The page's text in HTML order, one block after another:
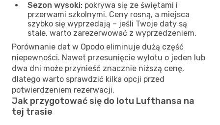
Sezon wysoki: pokrywa się ze świętami i
przerwami szkolnymi. Ceny rosną, a miejsca
szybko się wyprzedają – jeśli Twoje daty są
stałe, warto zarezerwować z wyprzedzeniem.
Porównanie dat w Opodo eliminuje dużą część
niepewności. Nawet przesunięcie wylotu o jeden lub
dwa dni może przynieść znacznie niższą cenę,
dlatego warto sprawdzić kilka opcji przed
potwierdzeniem rezerwacji.
Jak przygotować się do lotu Lufthansa na
tej trasie